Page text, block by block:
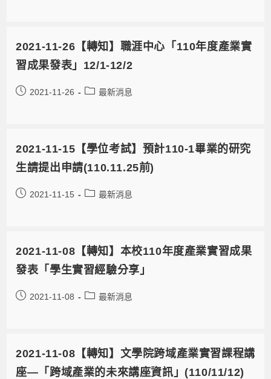
2021-11-26【轉知】職涯中心「110年度產業實
習成果發表」12/1-12/2
2021-11-26 最新消息
2021-11-15【學位考試】預計110-1畢業的研究
生請提出申請(110.11.25前)
2021-11-15 最新消息
2021-11-08【轉知】本校110年度產業實習成果
發表「學生實習經驗分享」
2021-11-08 最新消息
2021-11-08【轉知】文學院跨域產業實習課程講
座—「跨域產業的未來講座資訊」(110/11/12)